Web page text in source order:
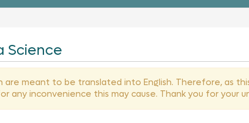
Science
meant to be translated into English. Therefore, as
any inconvenience this may cause. Thank you for your